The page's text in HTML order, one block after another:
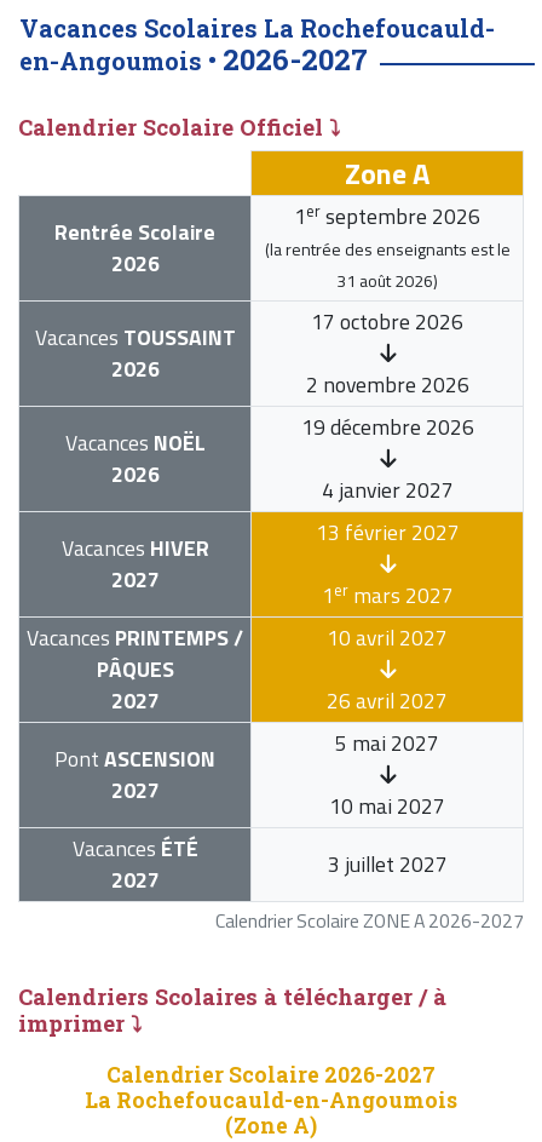
Vacances Scolaires La Rochefoucauld-
en-Angoumois • 2026-2027
Calendrier Scolaire Officiel ⤵
Calendrier Scolaire ZONE A 2026-2027
Zone A
Rentrée Scolaire
2026
1 er septembre 2026
(la rentrée des enseignants est le
31 août 2026)
Vacances TOUSSAINT
2026
17 octobre 2026
2 novembre 2026
Vacances NOËL
2026
19 décembre 2026
4 janvier 2027
Vacances HIVER
2027
13 février 2027
1ermars 2027
Vacances PRINTEMPS /
PÂQUES
2027
10 avril 2027
26 avril 2027
PontASCENSION
2027
5 mai 2027
10 mai 2027
Vacances ÉTÉ
2027
3 juillet 2027
Calendriers Scolaires à télécharger / à
imprimer ⤵
Calendrier Scolaire 2026-2027
La Rochefoucauld-en-Angoumois
(Zone A)